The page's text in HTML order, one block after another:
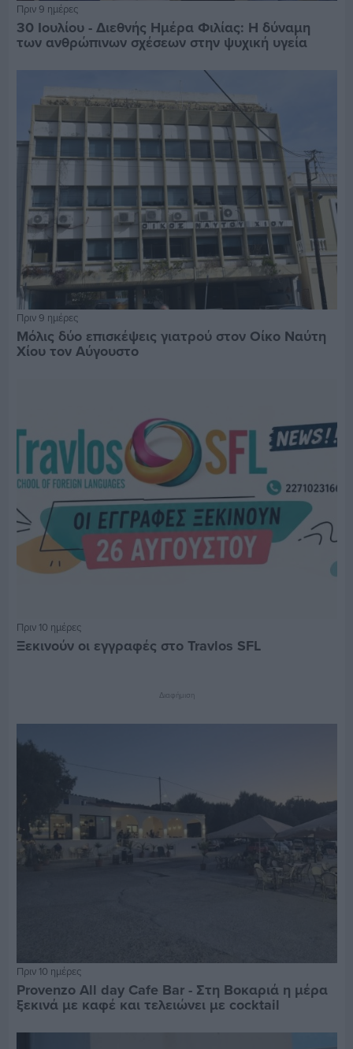
Πριν 9 ημέρες
30 Ιουλίου - Διεθνής Ημέρα Φιλίας: Η δύναμη
των ανθρώπινων σχέσεων στην ψυχική υγεία
Πριν 9 ημέρες
Μόλις δύο επισκέψεις γιατρού στον Οίκο Ναύτη
Χίου τον Αύγουστο
Πριν 10 ημέρες
Ξεκινούν οι εγγραφές στο Travlos SFL
Διαφήμιση
Πριν 10 ημέρες
Provenzo All day Cafe Bar - Στη Βοκαριά η μέρα
ξεκινά με καφέ και τελειώνει με cocktail